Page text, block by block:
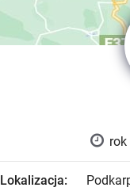
rok
Lokalizacja: